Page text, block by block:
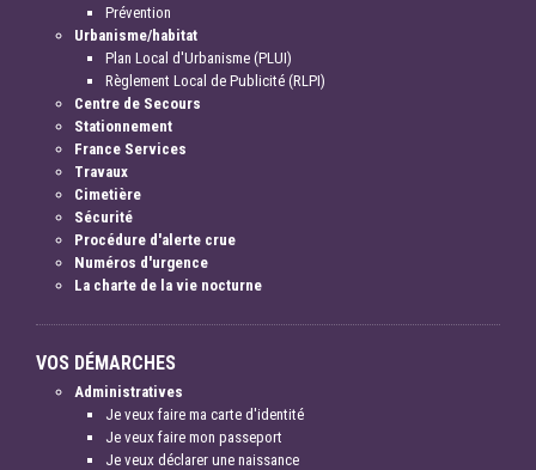
Prévention
Urbanisme/habitat
Plan Local d'Urbanisme (PLUI)
Règlement Local de Publicité (RLPI)
Centre de Secours
Stationnement
France Services
Travaux
Cimetière
Sécurité
Procédure d'alerte crue
Numéros d'urgence
La charte de la vie nocturne
VOS DÉMARCHES
Administratives
Je veux faire ma carte d'identité
Je veux faire mon passeport
Je veux déclarer une naissance